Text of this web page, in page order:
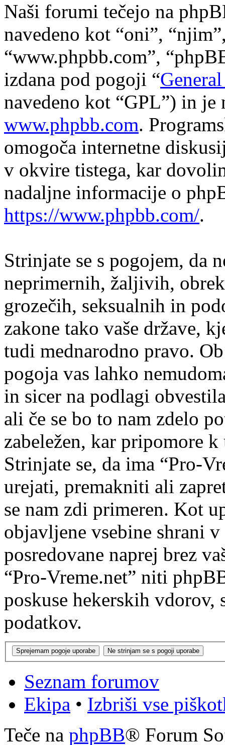
Naši forumi tečejo na
navedeno kot “oni”,
“www.phpbb.com”,
izdana pod pogoji “
navedeno kot “GPL”) in
www.phpbb.com.
omogoča internetne
v okvire tistega, kar
nadaljne informacije o
https://www.phpbb.com/.
Strinjate se s pogojem, da
neprimernih, žaljivih,
grozečih, seksualnih in
zakone tako vaše države,
tudi mednarodno pravo.
pogoja vas lahko
in sicer na podlagi
ali če se bo to nam zdelo
zabeležen, kar pripomore
Strinjate se, da ima “Pro-
urejati, premakniti ali
se nam zdi primeren. Kot
objavljene vsebine shrani
posredovane naprej brez
“Pro-Vreme.net” niti
poskuse hekerskih
podatkov.
Seznam forumov
Ekipa • Izbriši vse
Teče na phpBB® Forum